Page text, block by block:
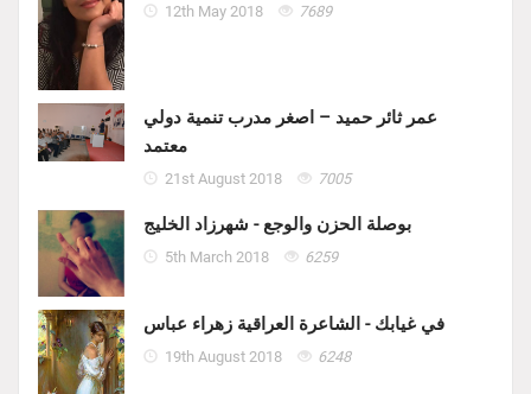
12th May 2018 7689
عمر ثائر حميد – اصغر مدرب تنمية دولي
معتمد
21st August 2018 7005
بوصلة الحزن والوجع - شهرزاد الخليج
5th March 2018 6259
في غيابك - الشاعرة العراقية زهراء عباس
19th August 2018 6248